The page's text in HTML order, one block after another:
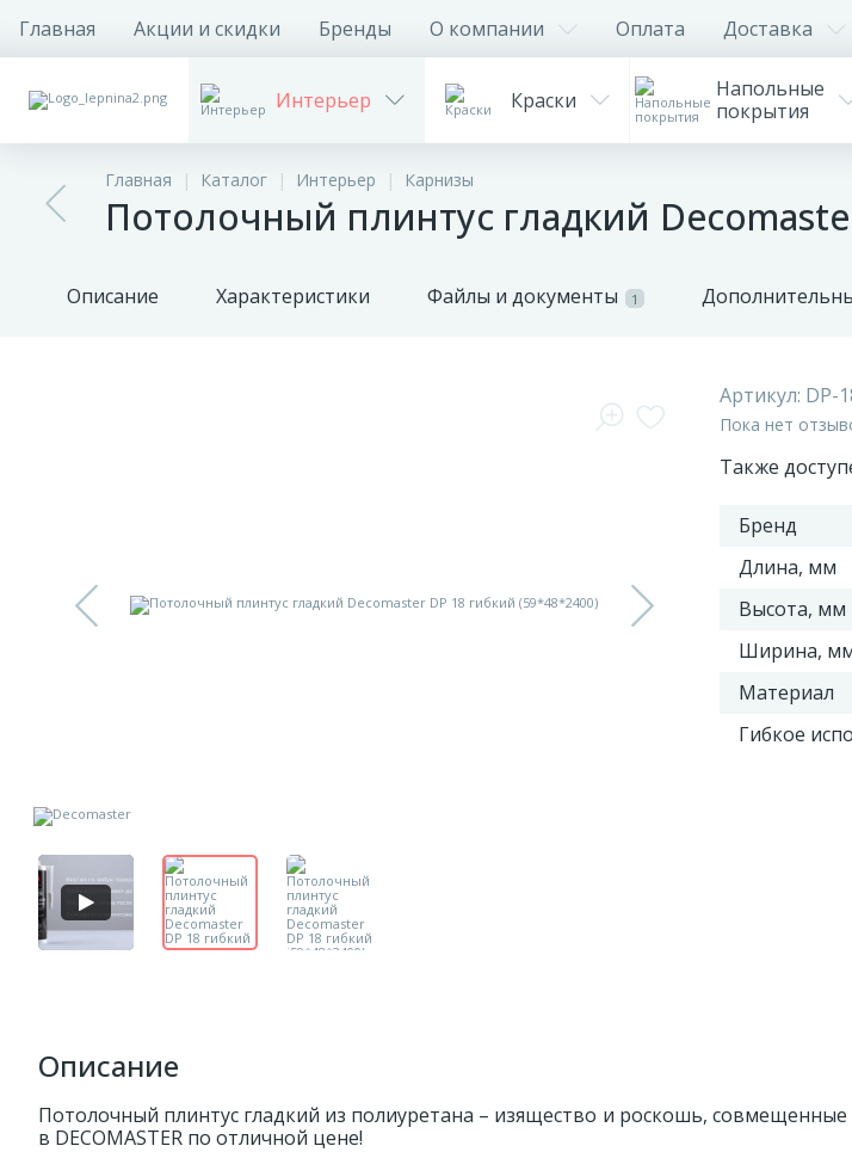
Главная Акции и скидки Бренды О компании Оплата Доставка
Интерьер Краски
Напольные
покрытия
Главная Каталог Интерьер Карнизы
Потолочный плинтус гладкий
Описание Характеристики Файлы и документы 1
Артикул: DP-
Пока нет
Также
Бренд
Длина, мм
Высота, мм
Ширина,
Материал
Гибкое
Описание
Потолочный плинтус гладкий из полиуретана – изящество и роскошь,
в DECOMASTER по отличной цене!